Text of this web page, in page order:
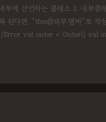
선언하는 클래스 2. 내부클
된다면, "this@외부.멤버"로 작
val outer = Outer() val
Outer Class"